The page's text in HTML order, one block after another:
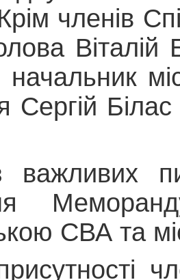
членів
Сергій Білас
важливих
СВА та